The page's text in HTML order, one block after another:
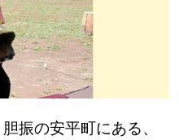
る
振の安平町にある、